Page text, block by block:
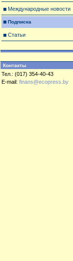
Международные новости
Подписка
Статьи
Контакты
Тел.: (017) 354-40-43
E-mail: finans@ecopress.by